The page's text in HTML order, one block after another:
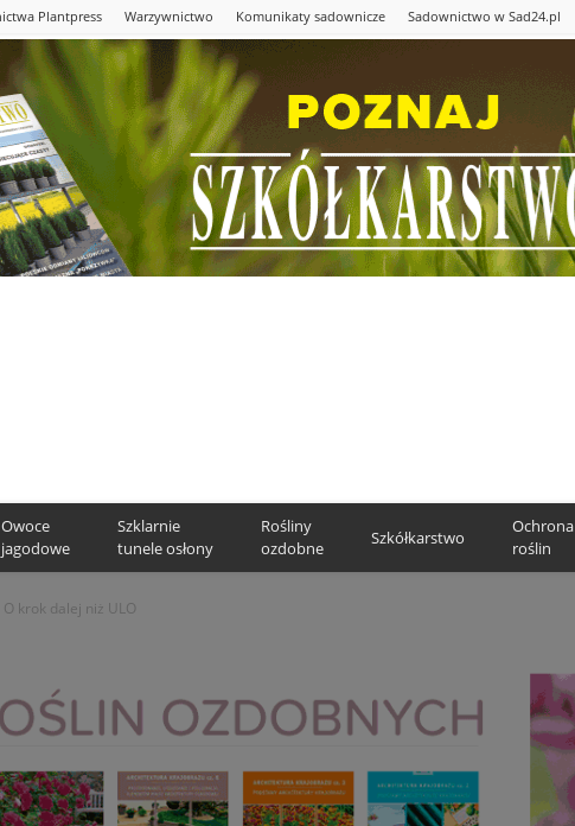
Plantpress Warzywnictwo Komunikaty sadownicze Sadownictwo w Sad24.pl
Owoce
jagodowe
Szklarnie
tunele osłony
Rośliny
ozdobne
Szkółkarstwo
Ochrona
roślin
O krok dalej niż ULO